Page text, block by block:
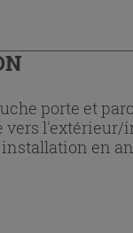
porte et
vers
en